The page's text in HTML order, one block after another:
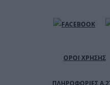
ΟΡΟΙ ΧΡΗΣΗΣ
ΠΛΗΡΟΦΟΡΙΕΣ